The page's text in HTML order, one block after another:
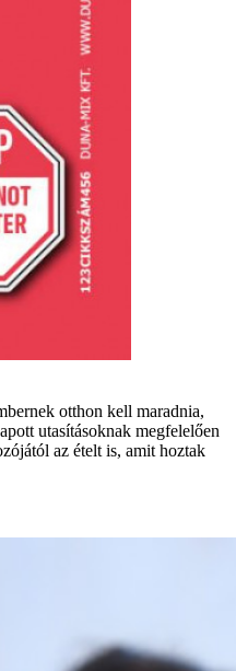
otthon kell maradnia,
utasításoknak megfelelően
az ételt is, amit hoztak